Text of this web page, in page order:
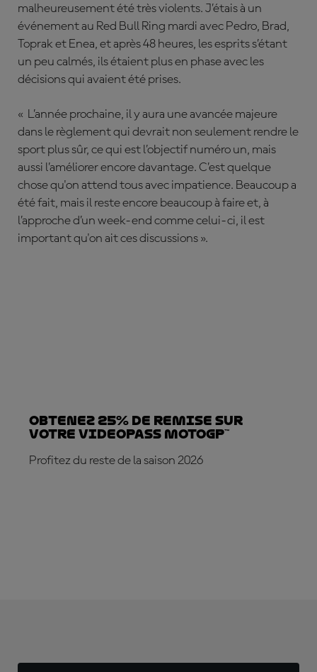
malheureusement été très violents. J’étais à un
événement au Red Bull Ring mardi avec Pedro, Brad,
Toprak et Enea, et après 48 heures, les esprits s’étant
un peu calmés, ils étaient plus en phase avec les
décisions qui avaient été prises.
« L’année prochaine, il y aura une avancée majeure
dans le règlement qui devrait non seulement rendre le
sport plus sûr, ce qui est l’objectif numéro un, mais
aussi l’améliorer encore davantage. C’est quelque
chose qu'on attend tous avec impatience. Beaucoup a
été fait, mais il reste encore beaucoup à faire et, à
l’approche d’un week-end comme celui-ci, il est
important qu'on ait ces discussions ».
Obtenez 25% de REMISE sur
votre VideoPass MotoGP™
Profitez du reste de la saison 2026